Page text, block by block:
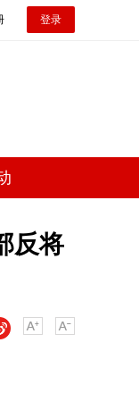
登录
反将